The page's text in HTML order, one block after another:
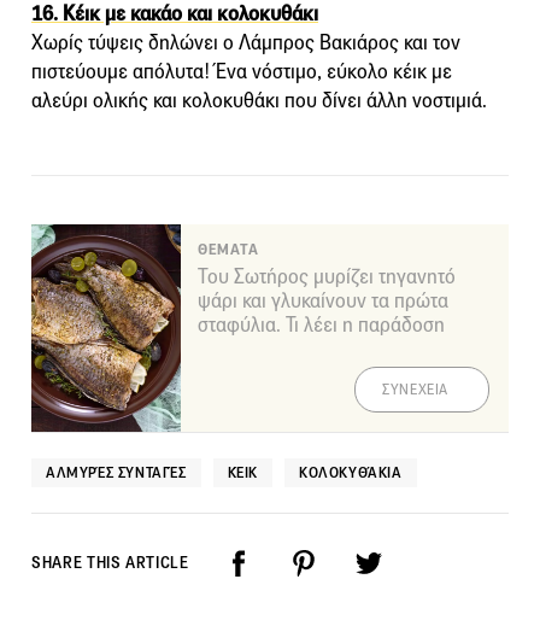
16. Κέικ με κακάο και κολοκυθάκι
Χωρίς τύψεις δηλώνει ο Λάμπρος Βακιάρος και τον
πιστεύουμε απόλυτα! Ένα νόστιμο, εύκολο κέικ με
αλεύρι ολικής και κολοκυθάκι που δίνει άλλη νοστιμιά.
ΘΕΜΑΤΑ
Του Σωτήρος μυρίζει τηγανητό
ψάρι και γλυκαίνουν τα πρώτα
σταφύλια. Τι λέει η παράδοση
ΣΥΝΕΧΕΙΑ
ΑΛΜΥΡΈΣ ΣΥΝΤΑΓΈΣ ΚΈΙΚ ΚΟΛΟΚΥΘΆΚΙΑ
SHARE THIS ARTICLE